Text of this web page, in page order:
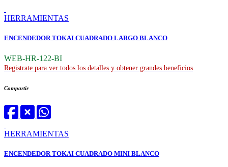
HERRAMIENTAS
ENCENDEDOR TOKAI CUADRADO LARGO BLANCO
WEB-HR-122-BI
Registrate para ver todos los detalles y obtener grandes beneficios
Compartir
HERRAMIENTAS
ENCENDEDOR TOKAI CUADRADO MINI BLANCO